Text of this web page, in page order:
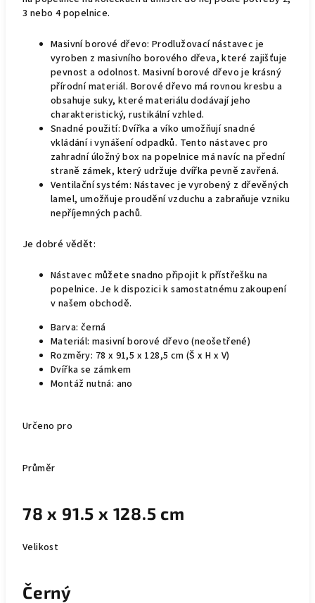
3 nebo 4 popelnice.
Masivní borové dřevo: Prodlužovací nástavec je
vyroben z masivního borového dřeva, které zajišťuje
pevnost a odolnost. Masivní borové dřevo je krásný
přírodní materiál. Borové dřevo má rovnou kresbu a
obsahuje suky, které materiálu dodávají jeho
charakteristický, rustikální vzhled.
Snadné použití: Dvířka a víko umožňují snadné
vkládání i vynášení odpadků. Tento nástavec pro
zahradní úložný box na popelnice má navíc na přední
straně zámek, který udržuje dvířka pevně zavřená.
Ventilační systém: Nástavec je vyrobený z dřevěných
lamel, umožňuje proudění vzduchu a zabraňuje vzniku
nepříjemných pachů.
Je dobré vědět:
Nástavec můžete snadno připojit k přístřešku na
popelnice. Je k dispozici k samostatnému zakoupení
v našem obchodě.
Barva: černá
Materiál: masivní borové dřevo (neošetřené)
Rozměry: 78 x 91,5 x 128,5 cm (Š x H x V)
Dvířka se zámkem
Montáž nutná: ano
Určeno pro
Průměr
78 x 91.5 x 128.5 cm
Velikost
Černý